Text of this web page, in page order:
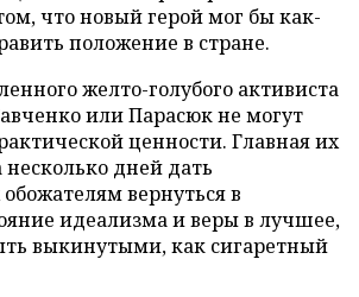
что новый герой мог бы как-
положение в стране.
желто-голубого активиста
или Парасюк не могут
ценности. Главная их
несколько дней дать
вернуться в
идеализма и веры в лучшее,
выкинутыми, как сигаретный